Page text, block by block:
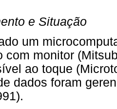
e Situação
um
com monitor
ao toque
dados foram